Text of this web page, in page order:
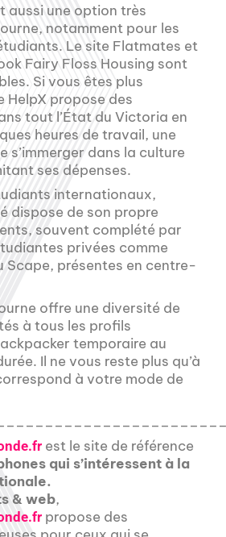
aussi une option très
notamment pour les
Le site Flatmates et
Fairy Floss Housing sont
Si vous êtes plus
HelpX propose des
tout l’État du Victoria en
heures de travail, une
s’immerger dans la culture
ses dépenses.
internationaux,
dispose de son propre
souvent complété par
privées comme
Scape, présentes en centre-
offre une diversité de
à tous les profils
temporaire au
Il ne vous reste plus qu’à
à votre mode de
est le site de référence
qui s’intéressent à la
& web,
propose des